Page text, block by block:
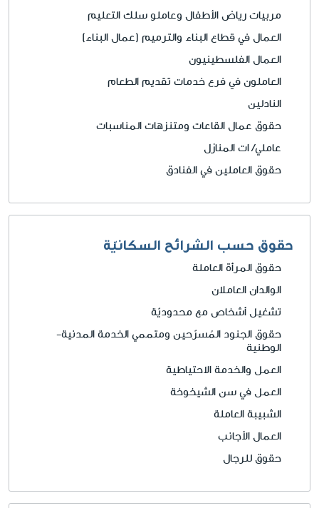
مربيات رياض الأطفال وعاملو سلك التعليم
العمال في قطاع البناء والترميم (عمال البناء)
العمال الفلسطينيون
العاملون في فرع خدمات تقديم الطعام
النادلين
حقوق عمال القاعات ومتنزهات المناسبات
عاملي/ ات المنازل
حقوق العاملين في الفنادق
حقوق حسب الشرائح السكانيّة
حقوق المرأة العاملة
الوالدان العاملان
تشغيل أشخاص مع محدوديّة
حقوق الجنود المُسرّحين ومتممي الخدمة المدنية-
الوطنية
العمل والخدمة الاحتياطية
العمل في سن الشيخوخة
الشبيبة العاملة
العمال الأجانب
حقوق للرجال